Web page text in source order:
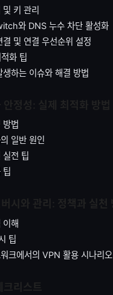
키 관리
와 DNS 누수 차단 활성화
및 연결 우선순위 설정
화 팁
하는 이슈와 해결 방법
방법
일반 원인
실전 팁
팁
이해
팁
크에서의 VPN 활용 시나리오